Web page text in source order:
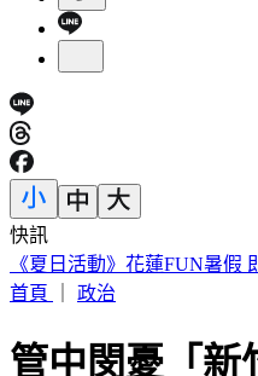
快訊
188萬《龍藏經》賣掉了！
首頁
政治
管中閔憂「